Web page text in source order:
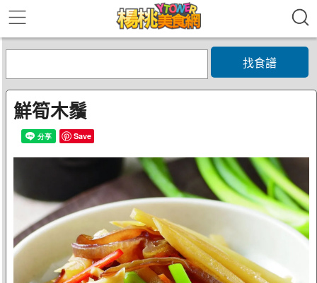
找食譜
鮮筍木鬚
Save